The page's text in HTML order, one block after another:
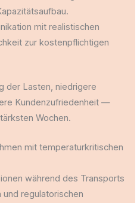
mit realistischen
zur kostenpflichtigen
der Lasten, niedrigere
Kundenzufriedenheit —
Wochen.
mit temperaturkritischen
während des Transports
regulatorischen